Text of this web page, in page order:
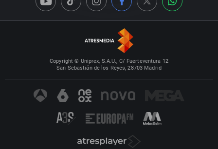
Copyright © Uniprex, S.A.U., C/ Fuerteventura 12
San Sebastián de los Reyes, 28703 Madrid